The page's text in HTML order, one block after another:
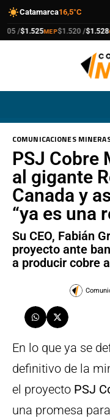
Catamarca16,5°C
/$1.525MEP
compra$1.520 /
venta $1.528CCL
COMUNICACIONES
PSJ Cobre
al gigante
Canada y
“ya es una
Su CEO, Fabián
proyecto ante
a producir cobre
En lo que ya se
definitivo de la
el proyecto PSJ
una promesa